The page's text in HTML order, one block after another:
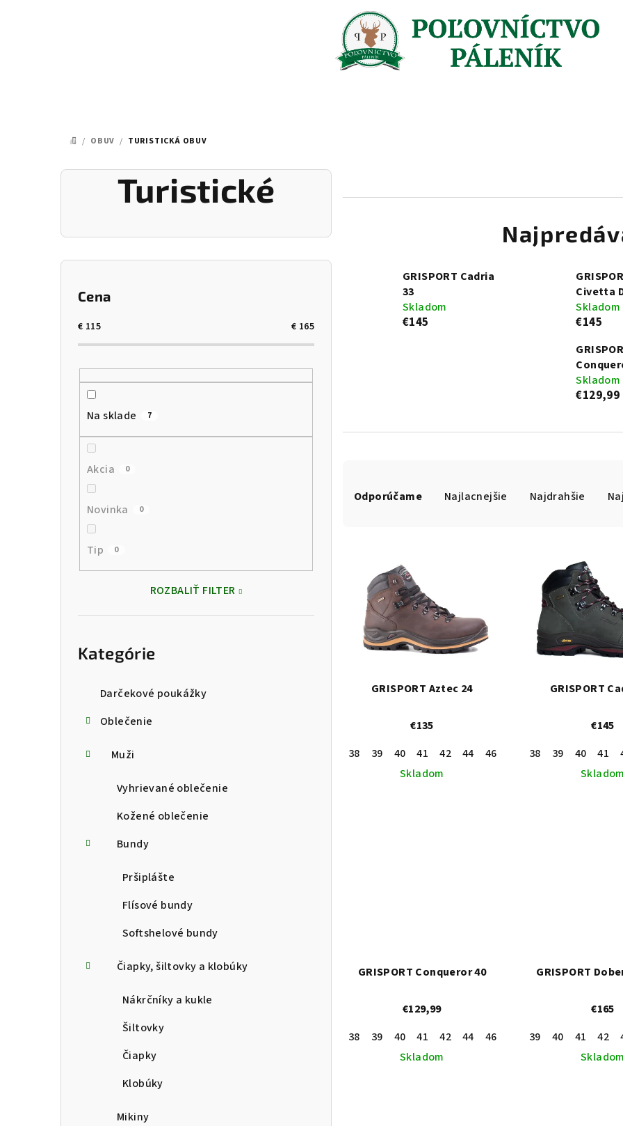
DOMOV
/ OBUV / TURISTICKÁ OBUV
Turistické
Cena
€ 115 € 165
Na sklade 7
Akcia 0
Novinka 0
Tip 0
ROZBALIŤ FILTER
Kategórie
Darčekové poukážky
Oblečenie
Muži
Vyhrievané oblečenie
Kožené oblečenie
Bundy
Pršiplášte
Flísové bundy
Softshelové bundy
Čiapky, šiltovky a klobúky
Nákrčníky a kukle
Šiltovky
Čiapky
Klobúky
Mikiny
GRISPORT Cadria
33
Skladom
€145
Civetta
Skladom
€145
Skladom
€129,99
a
d
Odporúčame Najlacnejšie Najdrahšie
d
GRISPORT Aztec 24
€135
38
39 40 41 42 44 46 43 45 47
37
Skladom
GRISPORT
€145
38
39 40 41
Skladom
GRISPORT Conqueror 40
€129,99
38
39 40 41 42 44 46 45 47
37
Skladom
GRISPORT
€165
39
40 41 42
Skladom